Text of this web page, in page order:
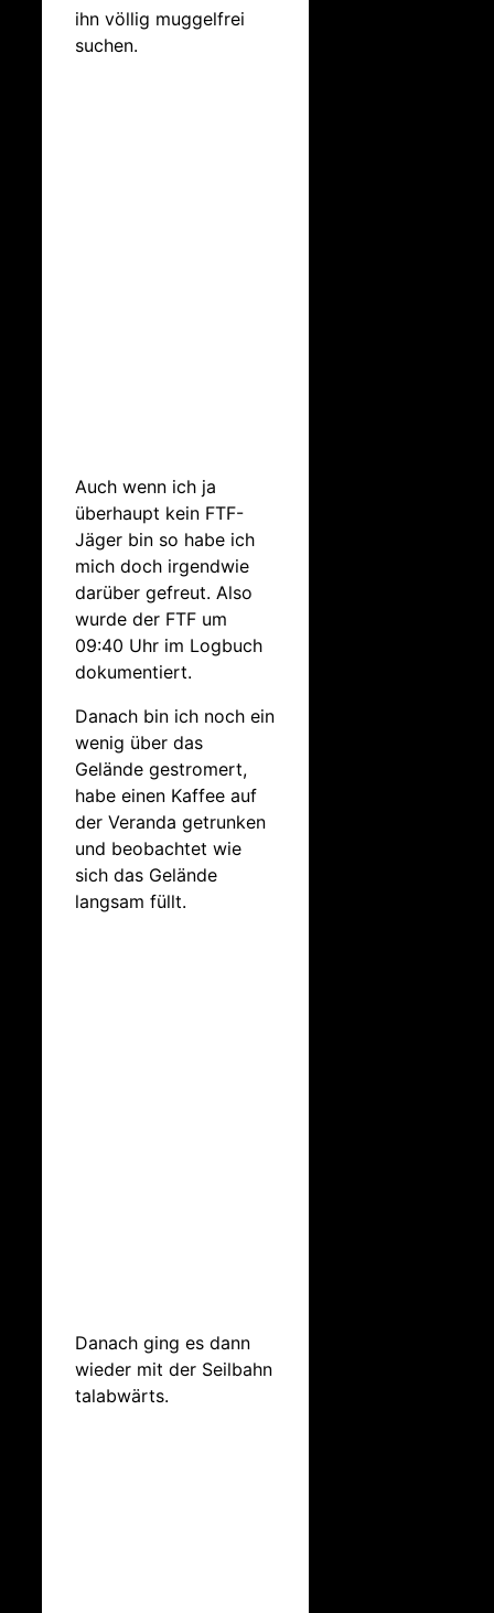
ihn völlig muggelfrei
suchen.
Auch wenn ich ja
überhaupt kein FTF-
Jäger bin so habe ich
mich doch irgendwie
darüber gefreut. Also
wurde der FTF um
09:40 Uhr im Logbuch
dokumentiert.
Danach bin ich noch ein
wenig über das
Gelände gestromert,
habe einen Kaffee auf
der Veranda getrunken
und beobachtet wie
sich das Gelände
langsam füllt.
Danach ging es dann
wieder mit der Seilbahn
talabwärts.